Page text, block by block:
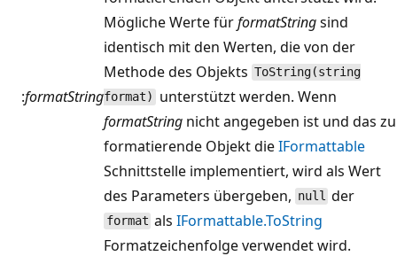
:formatString
Mögliche Werte fürformatStringsind
identisch mit den Werten, die von der
Methode des Objekts ToString(string
format)
unterstützt werden. Wenn
formatString nicht angegeben ist und das zu
formatierende Objekt dieIFormattable
Schnittstelle implementiert, wird als Wert
des Parameters übergeben, null der
format alsIFormattable.ToString
Formatzeichenfolge verwendet wird.